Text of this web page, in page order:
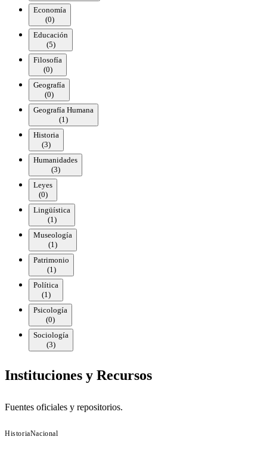
Economía
(0)
Educación
(5)
Filosofía
(0)
Geografía
(0)
Geografía Humana
(1)
Historia
(3)
Humanidades
(3)
Leyes
(0)
Lingüística
(1)
Museología
(1)
Patrimonio
(1)
Política
(1)
Psicología
(0)
Sociología
(3)
Instituciones y Recursos
Fuentes oficiales y repositorios.
HistoriaNacional